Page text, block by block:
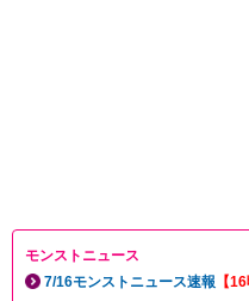
モンストニュース
7/16モンストニュース速報 【